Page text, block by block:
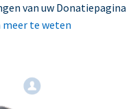
van uw Donatiepagina
meer te weten